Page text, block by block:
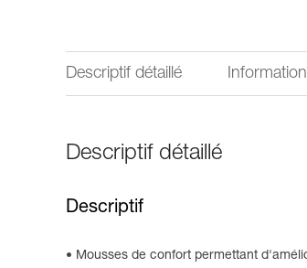
Descriptif détaillé
Descriptif détaillé
Descriptif
Mousses de confort permettant